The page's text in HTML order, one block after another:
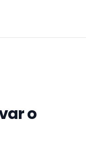
o